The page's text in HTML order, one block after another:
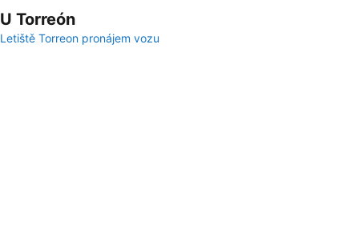
U Torreón
Letiště Torreon pronájem vozu